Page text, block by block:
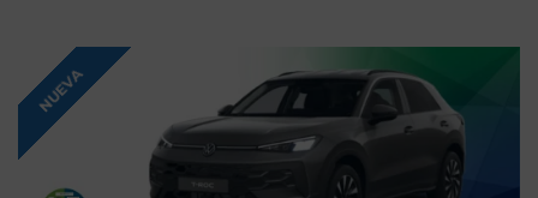
NUEVA